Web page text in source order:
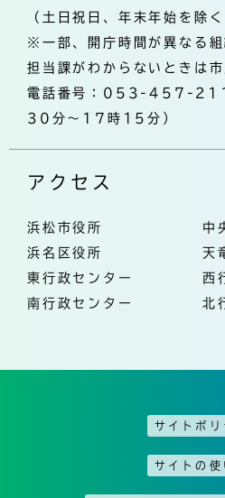
（土日祝日、年末年始を除く
※一部、開庁時間が異なる組
担当課がわからないときは
電話番号：053-457-
30分～17時15分）
アクセス
浜松市役所
中
浜名区役所
天
東行政センター
西
南行政センター
北
サイトポリ
サイトの使